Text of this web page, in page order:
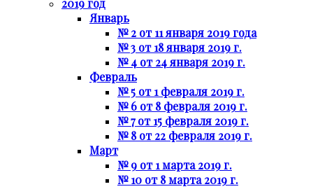
2019 год
Январь
№ 2 от 11 января 2019 года
№ 3 от 18 января 2019 г.
№ 4 от 24 января 2019 г.
Февраль
№ 5 от 1 февраля 2019 г.
№ 6 от 8 февраля 2019 г.
№ 7 от 15 февраля 2019 г.
№ 8 от 22 февраля 2019 г.
Март
№ 9 от 1 марта 2019 г.
№ 10 от 8 марта 2019 г.